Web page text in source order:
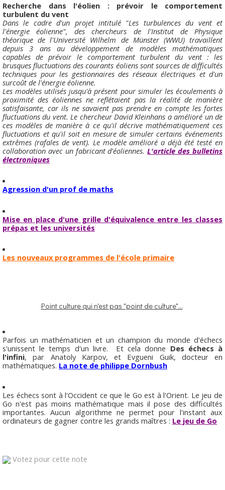
Recherche dans l'éolien : prévoir le comportement
turbulent du vent
Dans le cadre d'un projet intitulé "Les turbulences du vent et
l'énergie éolienne", des chercheurs de l'Institut de Physique
théorique de l'Université Wilhelm de Münster (WWU) travaillent
depuis 3 ans au développement de modèles mathématiques
capables de prévoir le comportement turbulent du vent : les
brusques fluctuations des courants éoliens sont sources de difficultés
techniques pour les gestionnaires des réseaux électriques et d'un
surcoût de l'énergie éolienne.
Les modèles utilisés jusqu'à présent pour simuler les écoulements à
proximité des éoliennes ne reflétaient pas la réalité de manière
satisfaisante, car ils ne savaient pas prendre en compte les fortes
fluctuations du vent. Le chercheur David Kleinhans a amélioré un de
ces modèles de manière à ce qu'il décrive mathématiquement ces
fluctuations et qu'il soit en mesure de simuler certains événements
extrêmes (rafales de vent). Le modèle amélioré a déjà été testé en
collaboration avec un fabricant d'éoliennes. L'article des bulletins
électroniques
Agression d'un prof de maths
Mise en place d'une grille d'équivalence entre les classes
prépas et les universités
Les nouveaux programmes de l'école primaire
Point culture qui n'est pas "point de culture"...
Parfois un mathématicien et un champion du monde d'échecs
s'unissent le temps d'un livre. Et cela donne Des échecs à
l'infini, par Anatoly Karpov, et Evgueni Guik, docteur en
mathématiques. La note de philippe Dornbush
Les échecs sont à l'Occident ce que le Go est à l'Orient. Le jeu de
Go n'est pas moins mathématique mais il pose des difficultés
importantes. Aucun algorithme ne permet pour l'instant aux
ordinateurs de gagner contre les grands maîtres : Le jeu de Go
Votez pour cette note